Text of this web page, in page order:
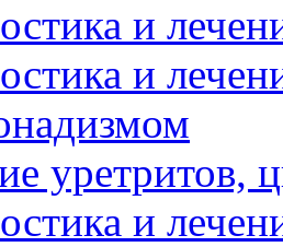
и
и
уретритов,
и